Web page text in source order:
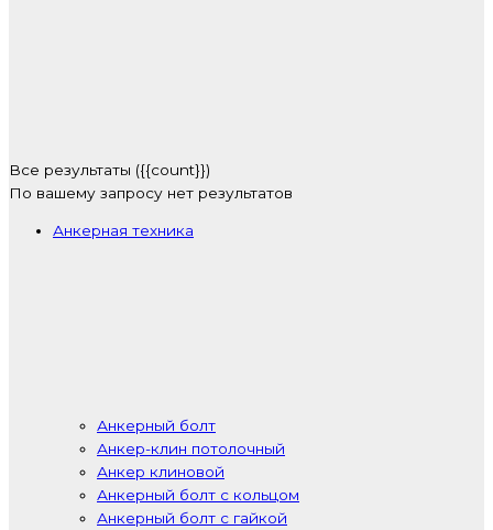
Все результаты ({{count}})
По вашему запросу нет результатов
Анкерная техника
Анкерный болт
Анкер-клин потолочный
Анкер клиновой
Анкерный болт с кольцом
Анкерный болт с гайкой